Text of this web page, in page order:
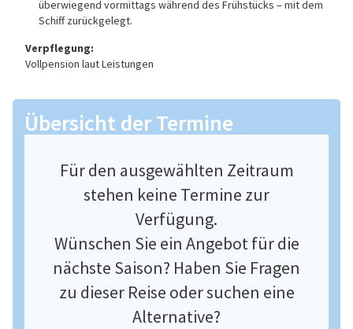
überwiegend vormittags während des Frühstücks – mit dem
Schiff zurückgelegt.
Verpflegung:
Vollpension laut Leistungen
Übersicht der Termine
Für den ausgewählten Zeitraum
stehen keine Termine zur
Verfügung.
Wünschen Sie ein Angebot für die
nächste Saison? Haben Sie Fragen
zu dieser Reise oder suchen eine
Alternative?